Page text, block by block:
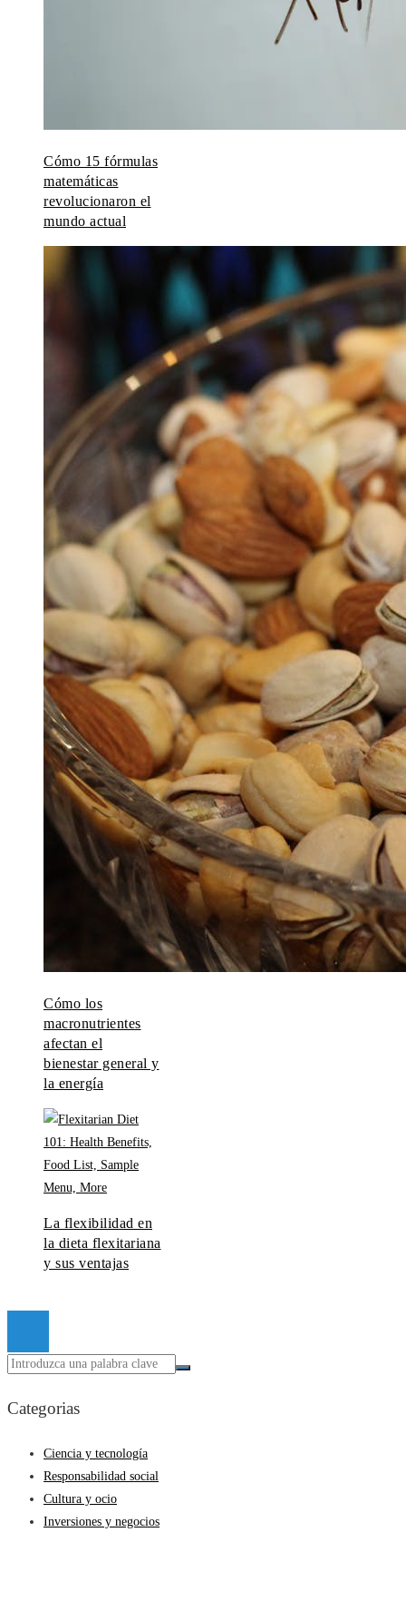
Cómo 15 fórmulas
matemáticas
revolucionaron el
mundo actual
Cómo los
macronutrientes
afectan el
bienestar general y
la energía
La flexibilidad en
la dieta flexitariana
y sus ventajas
Categorias
Ciencia y tecnología
Responsabilidad social
Cultura y ocio
Inversiones y negocios